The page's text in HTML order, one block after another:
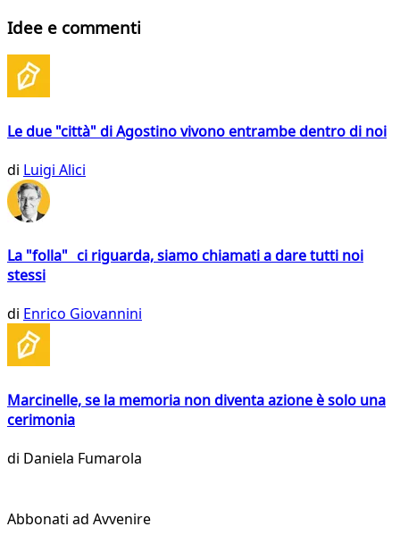
Idee e commenti
Le due "città" di Agostino vivono entrambe dentro di noi
di Luigi Alici
La "folla" ci riguarda, siamo chiamati a dare tutti noi
stessi
di Enrico Giovannini
Marcinelle, se la memoria non diventa azione è solo una
cerimonia
di Daniela Fumarola
Abbonati ad Avvenire